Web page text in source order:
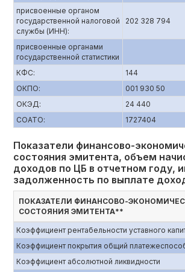
присвоенные органом
государственной налоговой
службы (ИНН):
202 328 794
присвоенные органами
государственной статистики
КФС:
144
ОКПО:
001 930 50
ОКЭД:
24 440
СОАТО:
1727404
Показатели финансово-
состояния эмитента, объем
доходов по ЦБ в отчетном году,
задолженность по выплате
ПОКАЗАТЕЛИ ФИНАНСОВО-
СОСТОЯНИЯ ЭМИТЕНТА**
Коэффициент рентабельности уставного
Коэффициент покрытия общий
Коэффициент абсолютной ликвидности